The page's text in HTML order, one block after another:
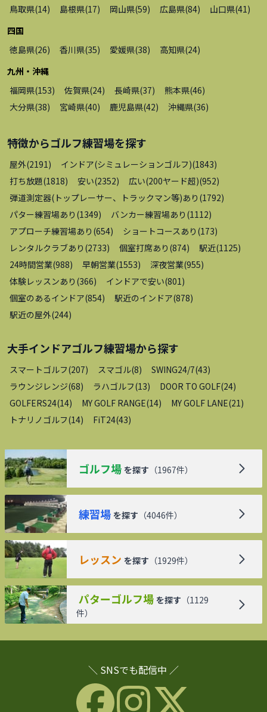
鳥取県(14) 島根県(17) 岡山県(59) 広島県(84) 山口県(41 )
四国
徳島県(26) 香川県(35) 愛媛県(38) 高知県(24)
九州・沖縄
福岡県(153) 佐賀県(24) 長崎県(37) 熊本県(46)
大分県(38) 宮崎県(40) 鹿児島県(42) 沖縄県(36)
特徴からゴルフ練習場を探す
屋外(2191 ) インドア(シミュレーションゴルフ)(1843)
打ち放題(1818) 安い(2352) 広い(200ヤード超)(952)
弾道測定器(トップレーサー、トラックマン等)あり (1792)
パター練習場あり (1349) バンカー練習場あり (1112)
アプローチ練習場あり (654) ショートコースあり (173)
レンタルクラブあり (2733) 個室打席あり (874) 駅近(1125)
24時間営業(988) 早朝営業(1553) 深夜営業(955)
体験レッスンあり (366) インドアで安い(801 )
個室のあるインドア(854) 駅近のインドア(878)
駅近の屋外(244)
大手インドアゴルフ練習場から探す
スマートゴルフ(207) スマゴル(8) SWING24/7(43)
ラウンジレンジ(68) ラハゴルフ(13) DOOR TO GOLF(24)
GOLFERS24(14) MY GOLF RANGE(14) MY GOLF LANE(21 )
トナリノゴルフ(14) FiT24(43)
ゴルフ場 を探す （1967件）
練習場 を探す （4046件）
レッスン を探す （1929件）
パターゴルフ場 を探す （1129
件）
＼ SNSでも配信中 ／